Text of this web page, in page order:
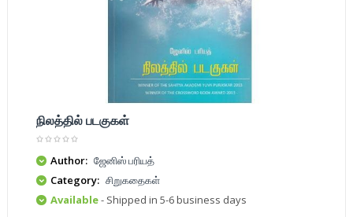
நிலத்தில் படகுகள்
Author: ஜேனிஸ் பரியத்
Category: சிறுகதைகள்
Available- Shipped in 5-6 business days